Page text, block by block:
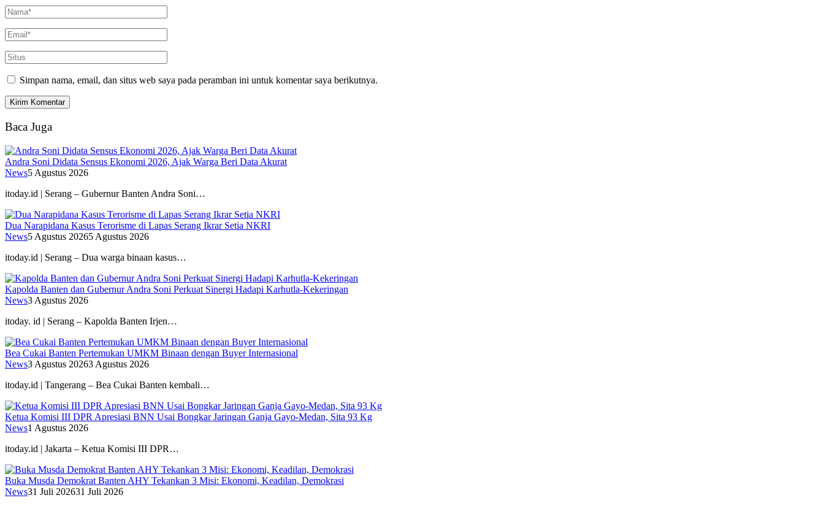
Simpan nama, email, dan situs web saya pada peramban ini untuk komentar saya berikutnya.
Baca Juga
Andra Soni Didata Sensus Ekonomi 2026, Ajak Warga Beri Data Akurat
News5 Agustus 2026
itoday.id | Serang – Gubernur Banten Andra Soni…
Dua Narapidana Kasus Terorisme di Lapas Serang Ikrar Setia NKRI
News5 Agustus 20265 Agustus 2026
itoday.id | Serang – Dua warga binaan kasus…
Kapolda Banten dan Gubernur Andra Soni Perkuat Sinergi Hadapi Karhutla-Kekeringan
News3 Agustus 2026
itoday. id | Serang – Kapolda Banten Irjen…
Bea Cukai Banten Pertemukan UMKM Binaan dengan Buyer Internasional
News3 Agustus 20263 Agustus 2026
itoday.id | Tangerang – Bea Cukai Banten kembali…
Ketua Komisi III DPR Apresiasi BNN Usai Bongkar Jaringan Ganja Gayo-Medan, Sita 93 Kg
News1 Agustus 2026
itoday.id | Jakarta – Ketua Komisi III DPR…
Buka Musda Demokrat Banten AHY Tekankan 3 Misi: Ekonomi, Keadilan, Demokrasi
News31 Juli 202631 Juli 2026